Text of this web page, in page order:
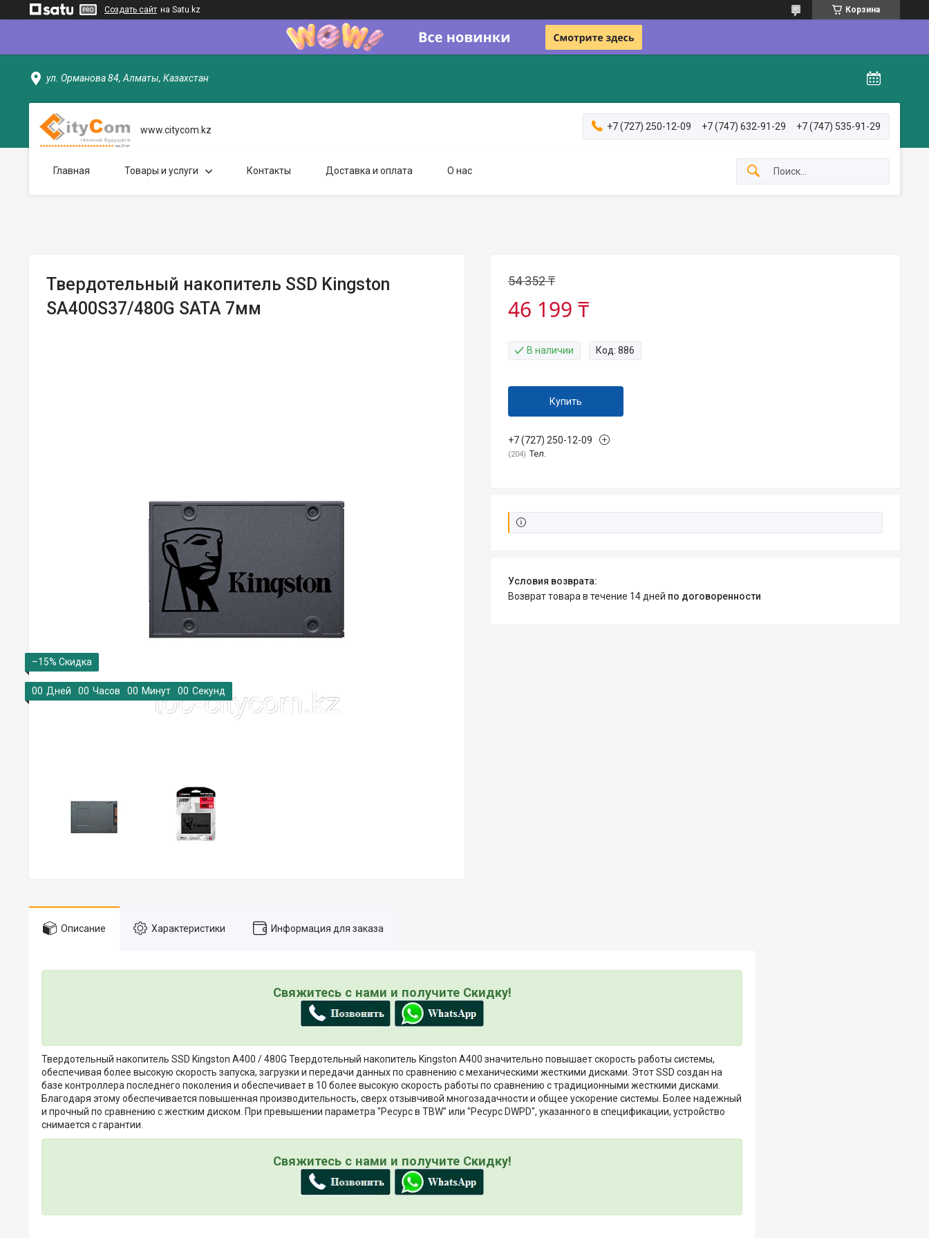
Создать сайт на Satu.kz Корзина
ул. Орманова 84, Алматы, Казахстан
www.citycom.kz +7 (727) 250-12-09 +7 (747) 632-91-29 +7 (747) 535-91-29
Главная Товары и услуги Контакты Доставка и оплата О нас
Твердотельный накопитель SSD Kingston
SA400S37/480G SATA 7мм
–15%
00 Дней 00 Часов 00 Минут 00 Секунд
54 352 ₸
46 199 ₸
В наличии Код: 886
Купить
+7 (727) 250-12-09
204 Тел.
возврат товара в течение 14 дней по договоренности
Описание Характеристики Информация для заказа
Свяжитесь с нами и получите Скидку!
Твердотельный накопитель SSD Kingston A400 / 480G Твердотельный накопитель Kingston A400 значительно повышает скорость работы системы,
обеспечивая более высокую скорость запуска, загрузки и передачи данных по сравнению с механическими жесткими дисками. Этот SSD создан на
базе контроллера последнего поколения и обеспечивает в 10 более высокую скорость работы по сравнению с традиционными жесткими дисками.
Благодаря этому обеспечивается повышенная производительность, сверх отзывчивой многозадачности и общее ускорение системы. Более надежный
и прочный по сравнению с жестким диском. При превышении параметра "Ресурс в TBW" или "Ресурс DWPD", указанного в спецификации, устройство
снимается с гарантии.
Свяжитесь с нами и получите Скидку!